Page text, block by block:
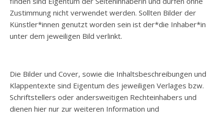
Zustimmung nicht verwendet werden. Sollten Bilder der
Künstler*innen genutzt worden sein ist der*die Inhaber*in
unter dem jeweiligen Bild verlinkt.
Die Bilder und Cover, sowie die Inhaltsbeschreibungen und
Klappentexte sind Eigentum des jeweiligen Verlages bzw.
Schriftstellers oder andersweitigen Rechteinhabers und
dienen hier nur zur weiteren Information und